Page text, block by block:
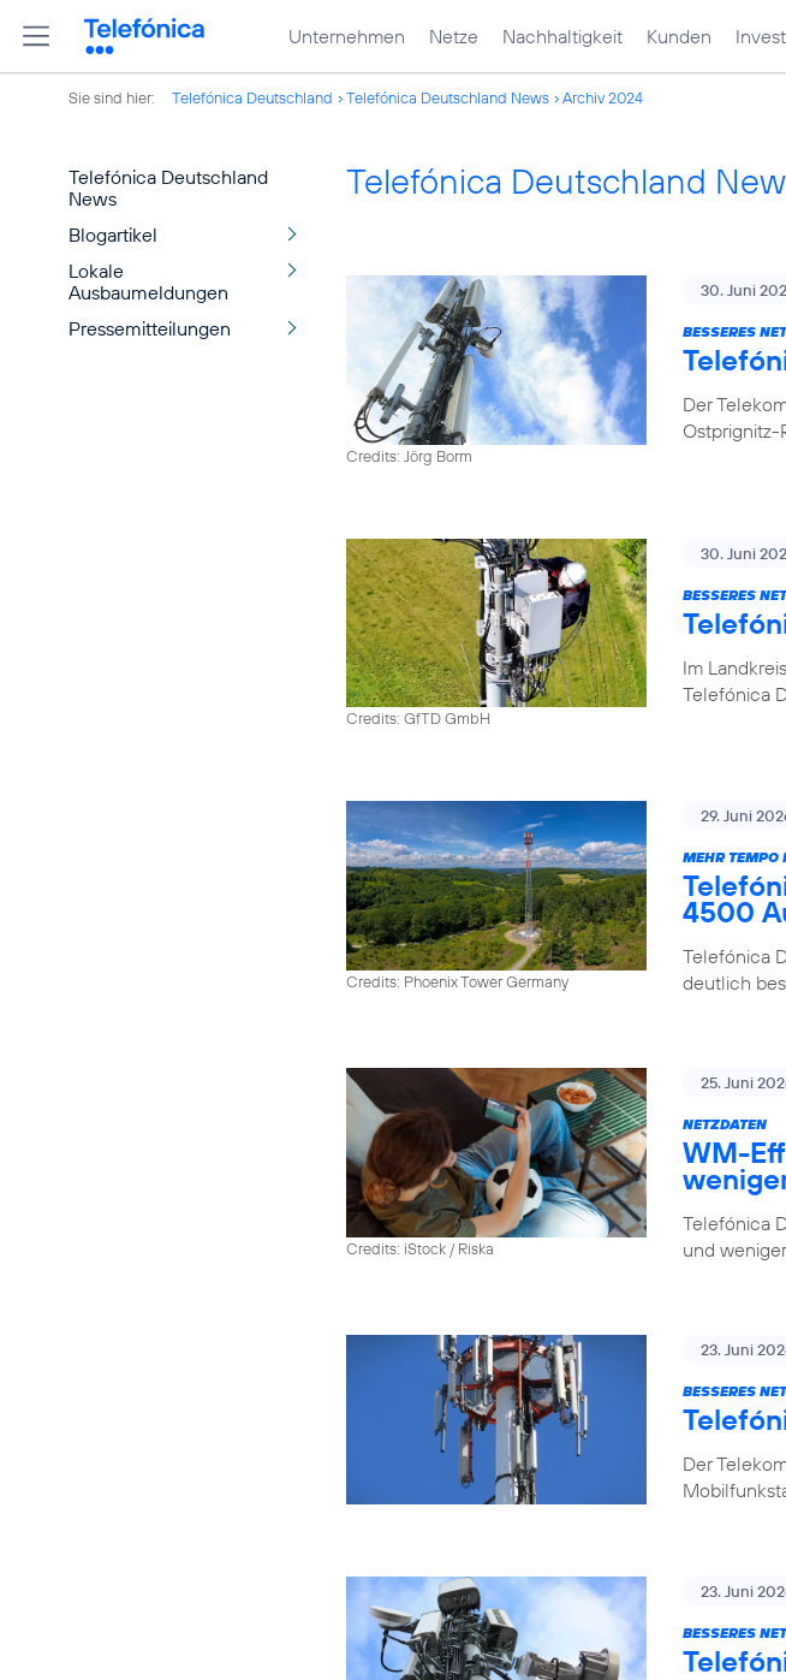
Unternehmen Netze Nachhaltigkeit Kunden
Sie sind hier: Telefónica Deutschland Telefónica Deutschland News Archiv 2024
Telefónica Deutschland
News
Blogartikel
Lokale
Ausbaumeldungen
Pressemitteilungen
Telefónica Deutschland
Credits: Jörg Borm
30. Juni
BESSERES
Der
Ostprignitz-
Credits: GfTD GmbH
30. Juni
BESSERES
Im
Telefónica
Credits: Phoenix Tower Germany
29. Juni
MEHR
4500
Telefónica
deutlich
Credits: iStock / Riska
25. Juni
NETZDATEN
WM-
Telefónica
und
23. Juni
BESSERES
Der
23. Juni
BESSERES